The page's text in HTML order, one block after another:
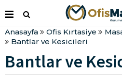
Anasayfa Ofis Kırtasiye
Bantlar ve Kesicileri
Bantlar ve